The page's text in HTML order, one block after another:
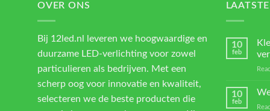
OVER ONS
Bij 12led.nl leveren we hoogwaardige en
duurzame LED-verlichting voor zowel
particulieren als bedrijven. Met een
scherp oog voor innovatie en kwaliteit,
selecteren we de beste producten die
10
feb
10
feb